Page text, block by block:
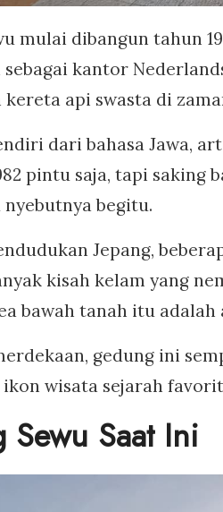
mulai dibangun tahun
kantor
kereta api swasta di
dari bahasa Jawa,
pintu saja, tapi saking
begitu.
Jepang,
kisah kelam yang
bawah tanah itu
gedung ini
wisata sejarah
Sewu Saat Ini